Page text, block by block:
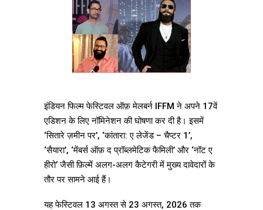
इंडियन फिल्म फेस्टिवल ऑफ़ मेलबर्न IFFM ने अपने 17वें
एडिशन के लिए नॉमिनेशन की घोषणा कर दी है। इसमें
‘सितारे ज़मीन पर’, ‘कांतारा: ए लेजेंड – चैप्टर 1’,
‘सैयारा’, ‘मेंबर्स ऑफ़ द प्रॉब्लमेटिक फैमिली’ और ‘नॉट ए
हीरो’ जैसी फ़िल्में अलग-अलग कैटेगरी में मुख्य दावेदारों के
तौर पर सामने आई हैं।
यह फेस्टिवल 13 अगस्त से 23 अगस्त, 2026 तक